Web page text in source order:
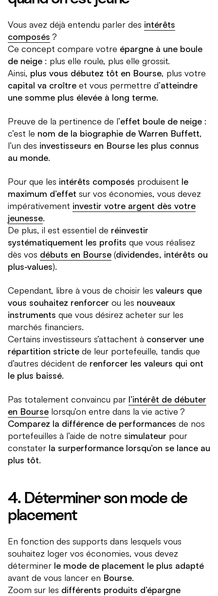
Vous avez déjà entendu parler des intérêts
composés ?
Ce concept compare votre épargne à une boule
de neige : plus elle roule, plus elle grossit.
Ainsi, plus vous débutez tôt en Bourse, plus votre
capital va croître et vous permettre d’atteindre
une somme plus élevée à long terme.
Preuve de la pertinence de l’effet boule de neige :
c’est le nom de la biographie de Warren Buffett,
l’un des investisseurs en Bourse les plus connus
au monde.
Pour que les intérêts composés produisent le
maximum d’effet sur vos économies, vous devez
impérativement investir votre argent dès votre
jeunesse.
De plus, il est essentiel de réinvestir
systématiquement les profits que vous réalisez
dès vos débuts en Bourse (dividendes, intérêts ou
plus-values).
Cependant, libre à vous de choisir les valeurs que
vous souhaitez renforcer ou les nouveaux
instruments que vous désirez acheter sur les
marchés financiers.
Certains investisseurs s’attachent à conserver une
répartition stricte de leur portefeuille, tandis que
d’autres décident de renforcer les valeurs qui ont
le plus baissé.
Pas totalement convaincu par l’intérêt de débuter
en Bourse lorsqu’on entre dans la vie active ?
Comparez la différence de performances de nos
portefeuilles à l’aide de notre simulateur pour
constater la surperformance lorsqu’on se lance au
plus tôt.
4. Déterminer son mode de
placement
En fonction des supports dans lesquels vous
souhaitez loger vos économies, vous devez
déterminer le mode de placement le plus adapté
avant de vous lancer en Bourse.
Zoom sur les différents produits d’épargne